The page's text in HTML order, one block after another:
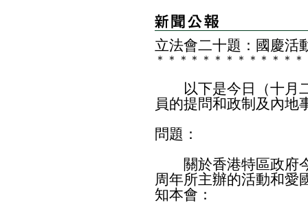
立法會二十題：國慶活
＊ ＊ ＊ ＊ ＊ ＊ ＊ ＊ ＊ ＊ ＊ ＊ ＊
以下是今日（十月二
員的提問和政制及內地
問題：
關於香港特區政府今
周年所主辦的活動和愛
知本會：